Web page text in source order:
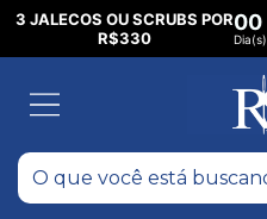
3 JALECOS OU SCRUBS POR
R$330
00
Dia(s)